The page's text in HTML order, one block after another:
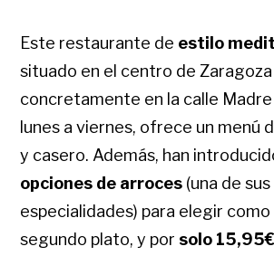
Este restaurante de estilo
situado en el centro de Zaragoza
concretamente en la calle Madre
lunes a viernes, ofrece un menú
y casero. Además, han
opciones de arroces (una de sus
especialidades) para elegir
segundo plato, y por solo 15,95€